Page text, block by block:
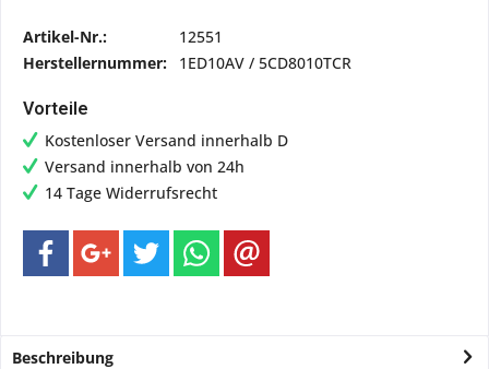
Artikel-Nr.:
12551
Herstellernummer:
1ED10AV / 5CD8010TCR
Vorteile
Kostenloser Versand innerhalb D
Versand innerhalb von 24h
14 Tage Widerrufsrecht
Beschreibung